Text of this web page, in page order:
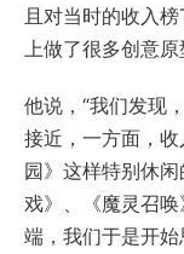
且对当时的收入
上做了很多创意原
他说，“我们发现
接近，一方面，
园》这样特别休
戏》、《魔灵召
端，我们于是开